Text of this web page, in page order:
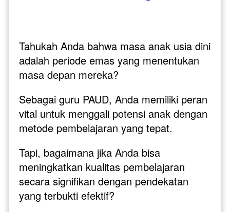
Tahukah Anda bahwa masa anak usia dini
adalah periode emas yang menentukan
masa depan mereka?
Sebagai guru PAUD, Anda memiliki peran
vital untuk menggali potensi anak dengan
metode pembelajaran yang tepat.
Tapi, bagaimana jika Anda bisa
meningkatkan kualitas pembelajaran
secara signifikan dengan pendekatan
yang terbukti efektif?